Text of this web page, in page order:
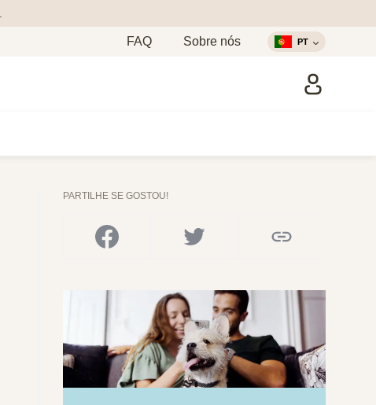
FAQ Sobre nós PT
PARTILHE SE GOSTOU!